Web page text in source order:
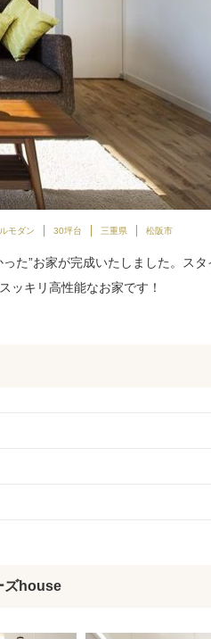
モダン 30坪台 三重県 松阪市
た”お家が完成いたしました。スタ
ッキリ高性能なお家です！
ズhouse